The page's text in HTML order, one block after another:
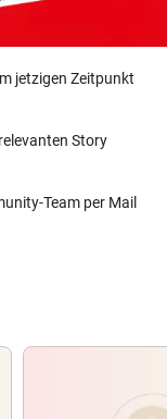
jetzigen Zeitpunkt
Story
Team per Mail